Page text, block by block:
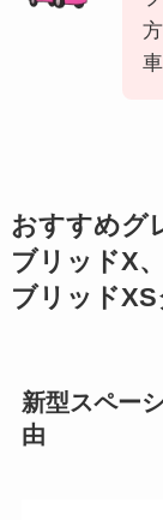
おすすめグ
ブリッドX
ブリッド
新型スペー
由